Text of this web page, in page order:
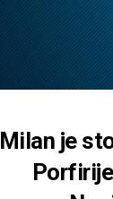
Milan je